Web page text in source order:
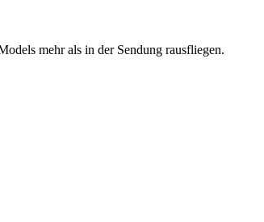
mehr als in der Sendung rausfliegen.